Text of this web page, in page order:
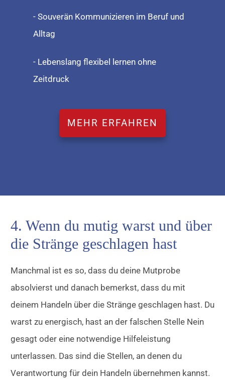
- Souverän Kommunizieren im Beruf und
Alltag
- Lebenslang flexibel lernen ohne
Zeitdruck
MEHR ERFAHREN
4. Wenn du mutig warst und über
die Stränge geschlagen hast
Manchmal ist es so, dass du deine Mutprobe
absolvierst und danach bemerkst, dass du mit
deinem Handeln über die Stränge geschlagen hast. Du
warst zu energisch, hast an der falschen Stelle Nein
gesagt oder eine notwendige Hilfeleistung
unterlassen. Das sind die Stellen, an denen du
Verantwortung für dein Handeln übernehmen kannst.